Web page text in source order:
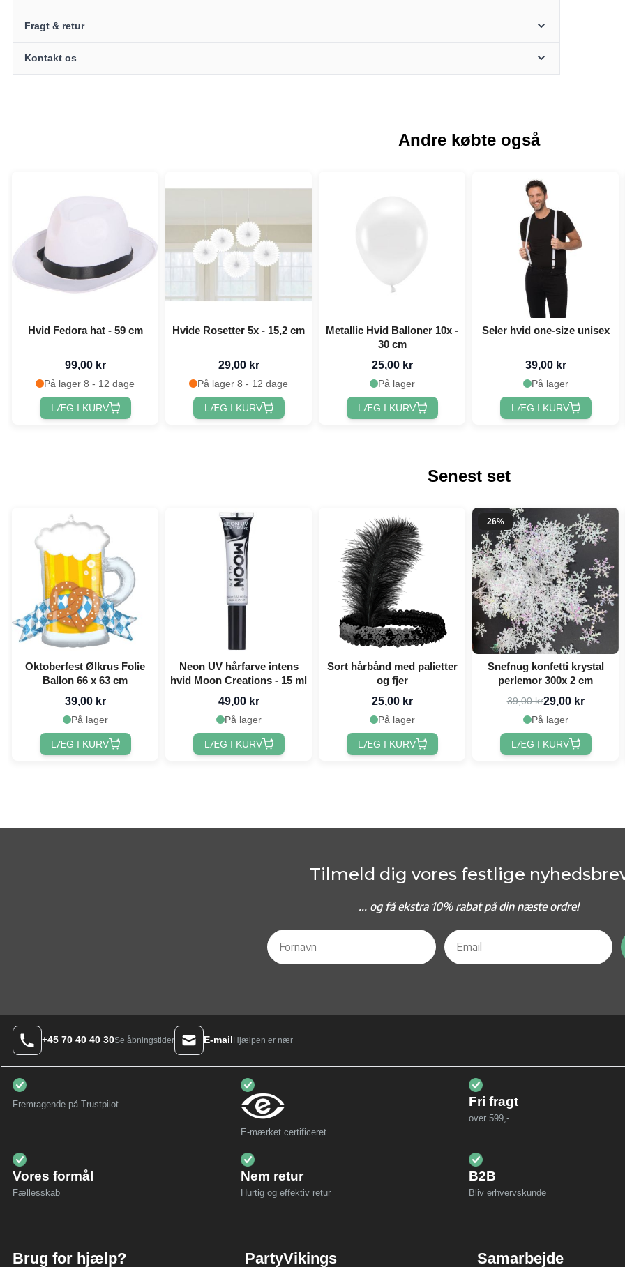
Fragt & retur
Kontakt os
Andre købte også
Hvid Fedora hat - 59 cm
99,00 kr
På lager 8 - 12 dage
LÆG I KURV
Hvide Rosetter 5x - 15,2 cm
29,00 kr
På lager 8 - 12 dage
LÆG I KURV
Metallic Hvid Balloner 10x -
30 cm
25,00 kr
På lager
LÆG I KURV
Seler hvid one-size unisex
39,00 kr
På lager
LÆG I KURV
Senest set
Oktoberfest Ølkrus Folie
Ballon 66 x 63 cm
39,00 kr
På lager
LÆG I KURV
Neon UV hårfarve intens
hvid Moon Creations - 15 ml
49,00 kr
På lager
LÆG I KURV
Sort hårbånd med palietter
og fjer
25,00 kr
På lager
LÆG I KURV
26%
Snefnug konfetti krystal
perlemor 300x 2 cm
39,00 kr29,00 kr
På lager
LÆG I KURV
Tilmeld dig vores festlige
... og få ekstra 10% rabat på din næste ordre!
+45 70 40 40 30Se åbningstider E-mailHjælpen er nær
Fremragende på Trustpilot
E-mærket certificeret
Fri fragt
over 599,-
Vores formål
Fællesskab
Nem retur
Hurtig og effektiv retur
B2B
Bliv erhvervskunde
Brug for hjælp? PartyVikings Samarbejde